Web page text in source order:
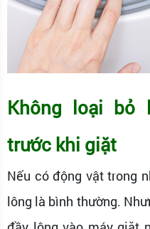
Không loại bỏ
trước khi giặt
Nếu có động vật trong
lông là bình thường.